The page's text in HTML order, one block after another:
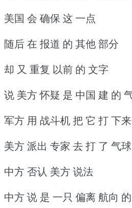
美国 会 确保 这 一点
随后 在 报道 的 其他 部分
却 又 重复 以前 的 文字
说 美方 怀疑 是 中国 建 的
军方 用 战斗机 把 它 打 下来
美方 派出 专家 去 打 了 气
中方 否认 美方 说法
中方 说 是 一只 偏离 航向